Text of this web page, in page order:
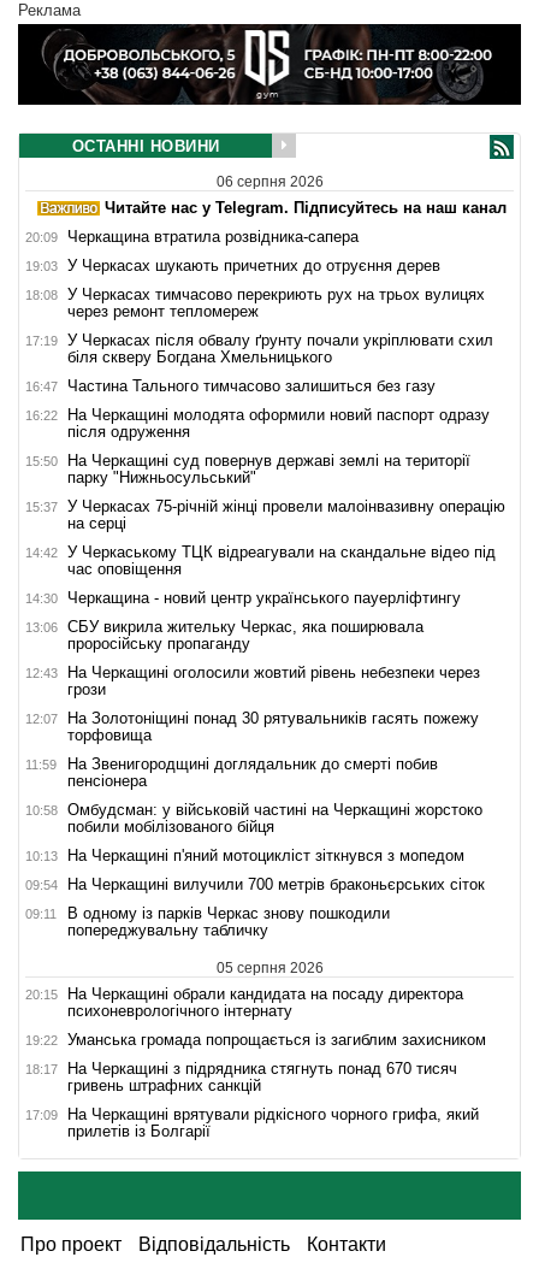
Реклама
ОСТАННІ НОВИНИ
06 серпня 2026
Читайте нас у Telegram. Підписуйтесь на наш канал
20:09 Черкащина втратила розвідника-сапера
19:03 У Черкасах шукають причетних до отруєння дерев
18:08
У Черкасах тимчасово перекриють рух на трьох вулицях
через ремонт тепломереж
17:19
У Черкасах після обвалу ґрунту почали укріплювати схил
біля скверу Богдана Хмельницького
16:47 Частина Тального тимчасово залишиться без газу
16:22
На Черкащині молодята оформили новий паспорт одразу
після одруження
15:50
На Черкащині суд повернув державі землі на території
парку "Нижньосульський"
15:37
У Черкасах 75-річній жінці провели малоінвазивну операцію
на серці
14:42
У Черкаському ТЦК відреагували на скандальне відео під
час оповіщення
14:30 Черкащина - новий центр українського пауерліфтингу
13:06
СБУ викрила жительку Черкас, яка поширювала
проросійську пропаганду
12:43
На Черкащині оголосили жовтий рівень небезпеки через
грози
12:07
На Золотоніщині понад 30 рятувальників гасять пожежу
торфовища
11:59
На Звенигородщині доглядальник до смерті побив
пенсіонера
10:58
Омбудсман: у військовій частині на Черкащині жорстоко
побили мобілізованого бійця
10:13 На Черкащині п'яний мотоцикліст зіткнувся з мопедом
09:54 На Черкащині вилучили 700 метрів браконьєрських сіток
09:11
В одному із парків Черкас знову пошкодили
попереджувальну табличку
05 серпня 2026
20:15
На Черкащині обрали кандидата на посаду директора
психоневрологічного інтернату
19:22 Уманська громада попрощається із загиблим захисником
18:17
На Черкащині з підрядника стягнуть понад 670 тисяч
гривень штрафних санкцій
17:09
На Черкащині врятували рідкісного чорного грифа, який
прилетів із Болгарії
Про проект Відповідальність Контакти